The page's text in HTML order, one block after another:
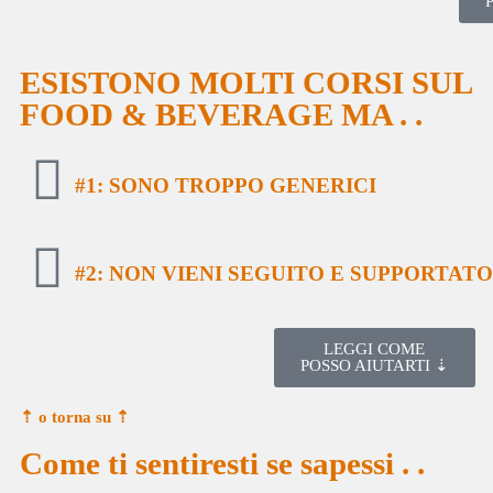
ESISTONO MOLTI CORSI SUL
FOOD & BEVERAGE MA . .
#1: SONO TROPPO GENERICI
#2: NON VIENI SEGUITO E SUPPORTATO
LEGGI COME
POSSO AIUTARTI ⇣
⇡ o torna su ⇡
Come ti sentiresti se sapessi . .